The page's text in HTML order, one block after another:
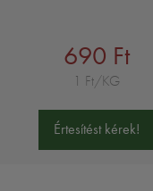
690 Ft
1 Ft/KG
Értesítést kérek!